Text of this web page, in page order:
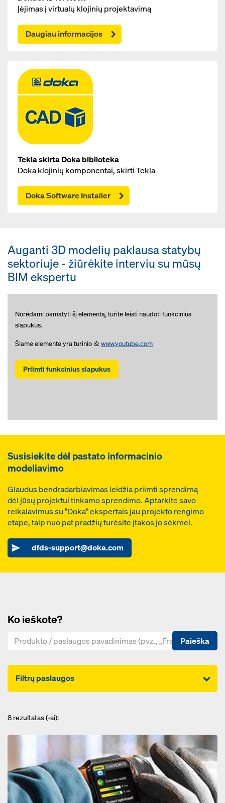
Įėjimas į virtualų klojinių projektavimą
Daugiau informacijos
Tekla skirta Doka biblioteka
Doka klojinių komponentai, skirti Tekla
Doka Software Installer
Auganti 3D modelių paklausa statybų
sektoriuje - žiūrėkite interviu su mūsų
BIM ekspertu
Norėdami pamatyti šį elementą, turite leisti naudoti funkcinius
slapukus.
Šiame elemente yra turinio iš:www.youtube.com
Priimti funkcinius slapukus
Susisiekite dėl pastato informacinio
modeliavimo
Glaudus bendradarbiavimas leidžia priimti sprendimą
dėl jūsų projektui tinkamo sprendimo. Aptarkite savo
reikalavimus su "Doka" ekspertais jau projekto rengimo
etape, taip nuo pat pradžių turėsite įtakos jo sėkmei.
dfds-support@doka.com
Ko ieškote?
Paieška
Filtrų paslaugos
8 rezultatas (-ai):